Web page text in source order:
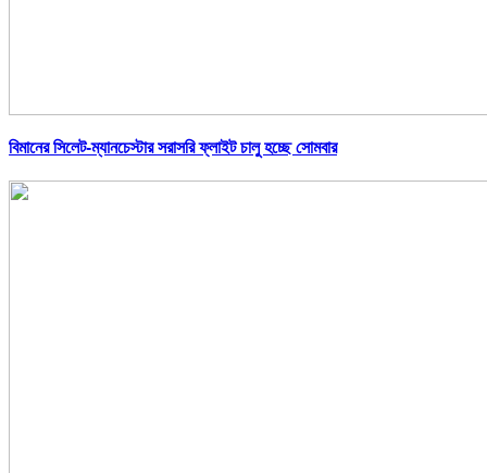
বিমানের সিলেট-ম্যানচেস্টার সরাসরি ফ্লাইট চালু হচ্ছে সোমবার